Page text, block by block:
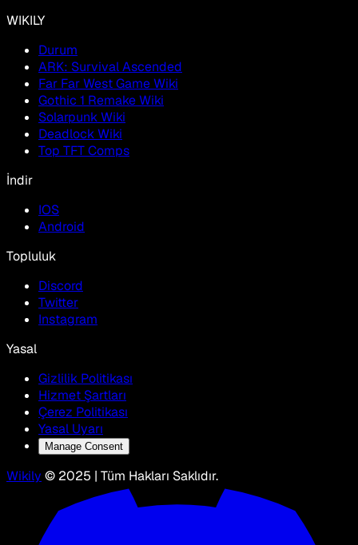
WIKILY
Durum
ARK: Survival Ascended
Far Far West Game Wiki
Gothic 1 Remake Wiki
Solarpunk Wiki
Deadlock Wiki
Top TFT Comps
İndir
IOS
Android
Topluluk
Discord
Twitter
Instagram
Yasal
Gizlilik Politikası
Hizmet Şartları
Çerez Politikası
Yasal Uyarı
Manage Consent
Wikily © 2025 | Tüm Hakları Saklıdır.